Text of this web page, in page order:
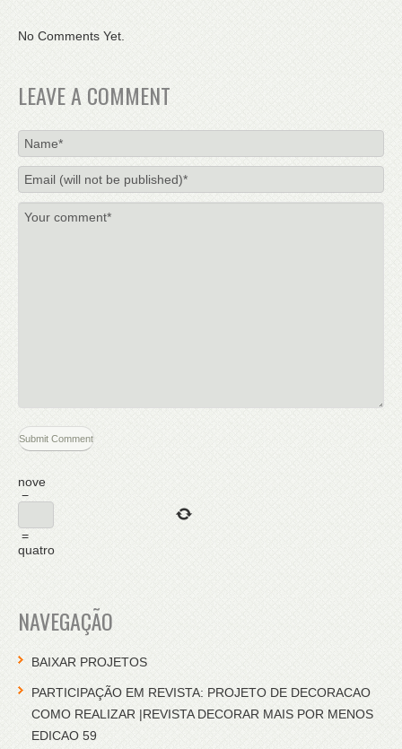
No Comments Yet.
LEAVE A COMMENT
nove
−
=
quatro
NAVEGAÇÃO
BAIXAR PROJETOS
PARTICIPAÇÃO EM REVISTA: PROJETO DE DECORACAO
COMO REALIZAR |REVISTA DECORAR MAIS POR MENOS
EDICAO 59